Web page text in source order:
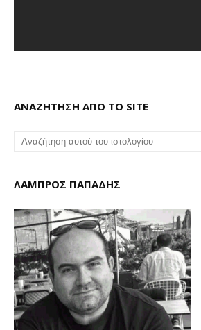
ΑΝΑΖΗΤΗΣΗ ΑΠΟ ΤΟ SITE
ΛΑΜΠΡΟΣ ΠΑΠΑΔΗΣ